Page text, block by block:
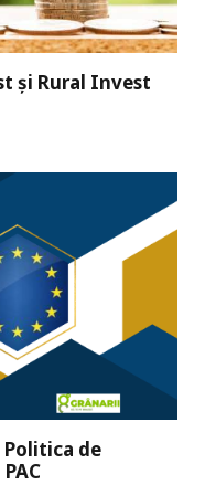
și Rural Invest
de